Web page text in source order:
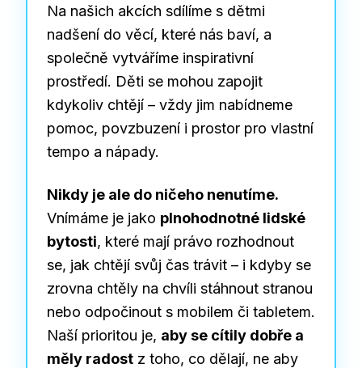
Na našich akcích sdílíme s dětmi
nadšení do věcí, které nás baví, a
společně vytváříme inspirativní
prostředí. Děti se mohou zapojit
kdykoliv chtějí – vždy jim nabídneme
pomoc, povzbuzení i prostor pro vlastní
tempo a nápady.
Nikdy je ale do ničeho nenutíme.
Vnímáme je jako plnohodnotné lidské
bytosti, které mají právo rozhodnout
se, jak chtějí svůj čas trávit – i kdyby se
zrovna chtěly na chvíli stáhnout stranou
nebo odpočinout s mobilem či tabletem.
Naší prioritou je, aby se cítily dobře a
měly radost z toho, co dělají, ne aby